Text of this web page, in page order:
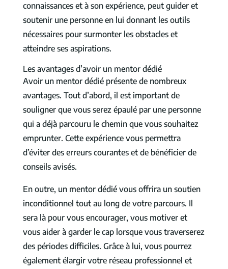
connaissances et à son expérience, peut guider et
soutenir une personne en lui donnant les outils
nécessaires pour surmonter les obstacles et
atteindre ses aspirations.
Les avantages d’avoir un mentor dédié
Avoir un mentor dédié présente de nombreux
avantages. Tout d’abord, il est important de
souligner que vous serez épaulé par une personne
qui a déjà parcouru le chemin que vous souhaitez
emprunter. Cette expérience vous permettra
d’éviter des erreurs courantes et de bénéficier de
conseils avisés.
En outre, un mentor dédié vous offrira un soutien
inconditionnel tout au long de votre parcours. Il
sera là pour vous encourager, vous motiver et
vous aider à garder le cap lorsque vous traverserez
des périodes difficiles. Grâce à lui, vous pourrez
également élargir votre réseau professionnel et